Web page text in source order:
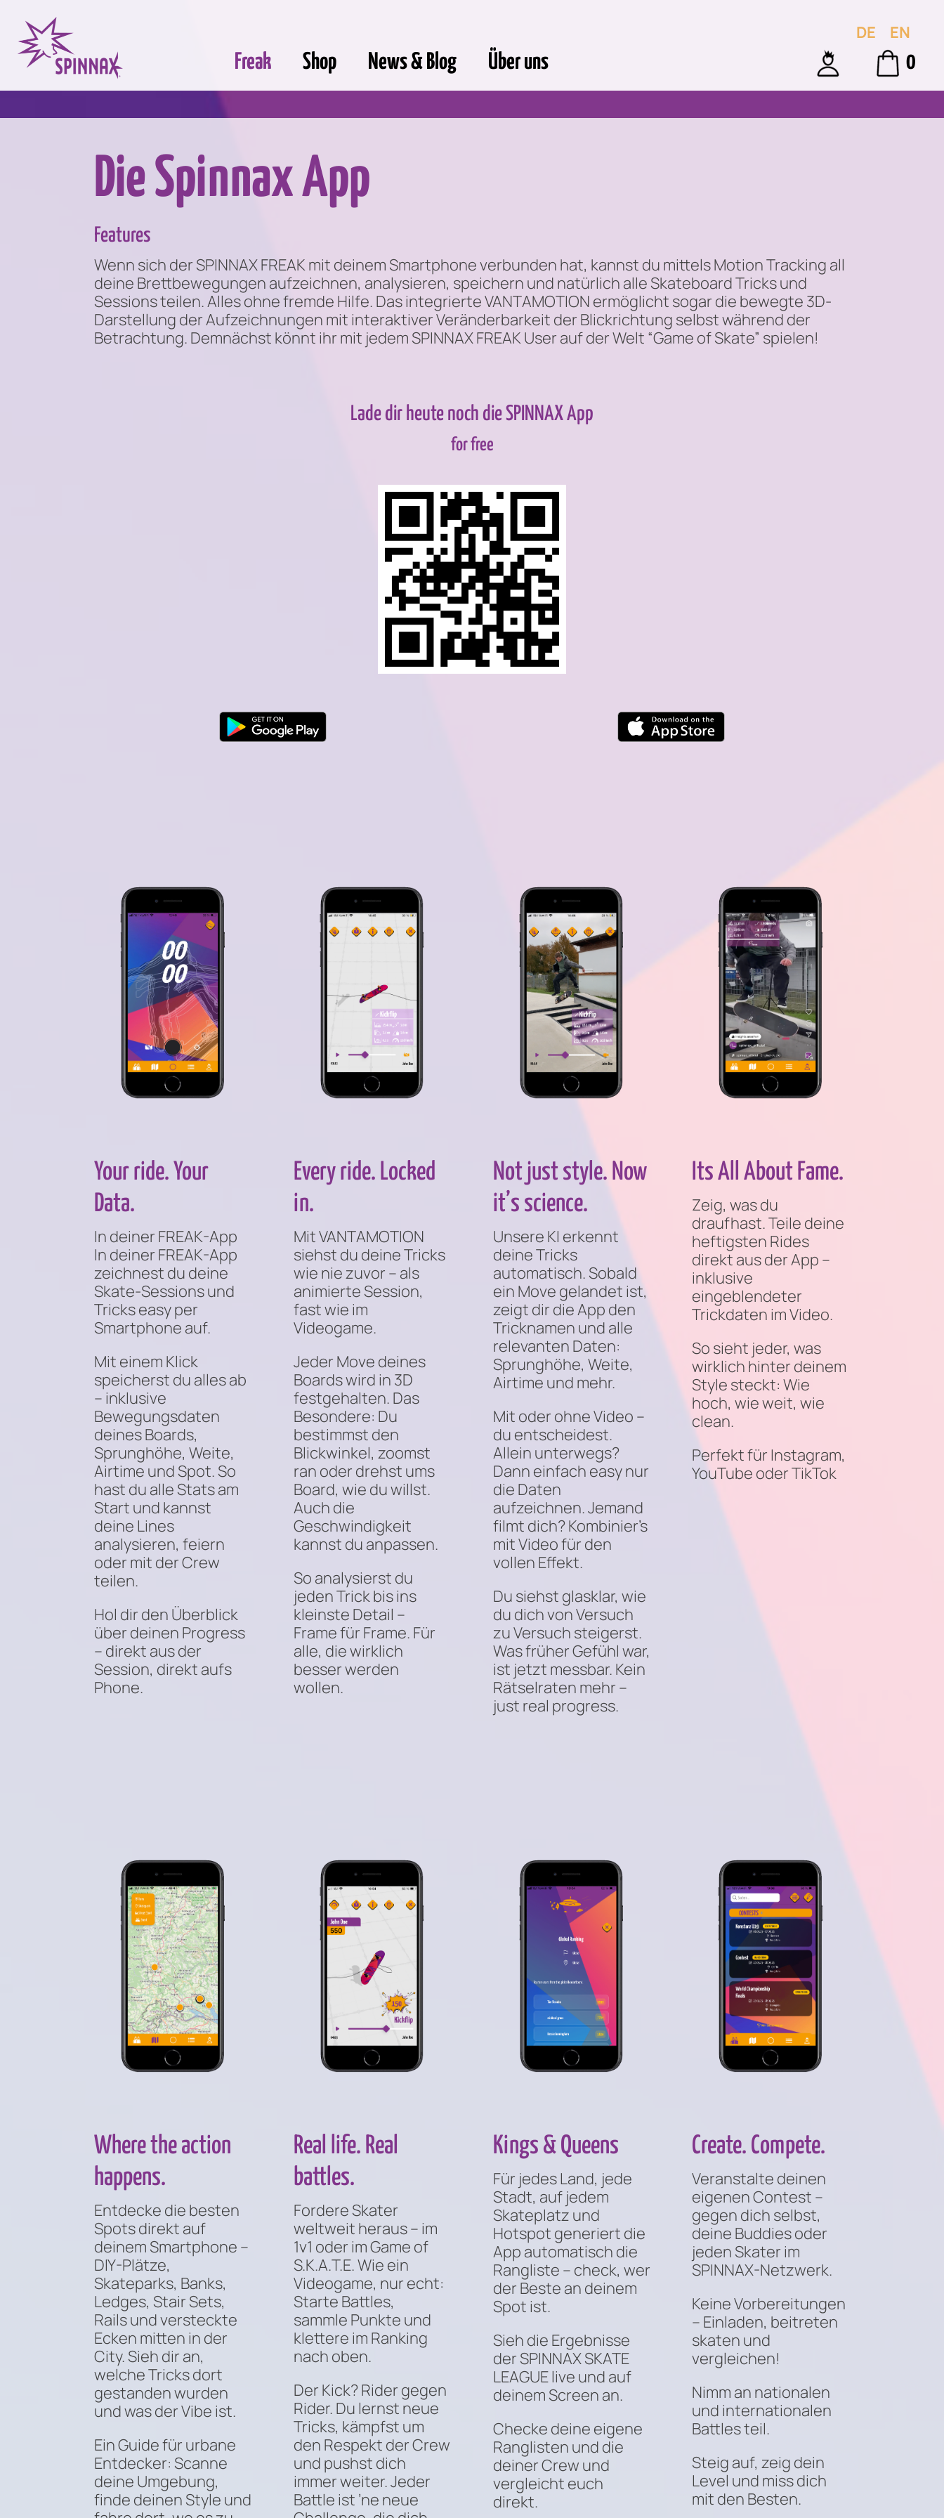
Freak Shop News & Blog Über uns 0
DE EN
Die Spinnax App
Features
Wenn sich der SPINNAX FREAK mit deinem Smartphone verbunden hat, kannst du mittels Motion Tracking all
deine Brettbewegungen aufzeichnen, analysieren, speichern und natürlich alle Skateboard Tricks und
Sessions teilen. Alles ohne fremde Hilfe. Das integrierte VANTAMOTION ermöglicht sogar die bewegte 3D-
Darstellung der Aufzeichnungen mit interaktiver Veränderbarkeit der Blickrichtung selbst während der
Betrachtung. Demnächst könnt ihr mit jedem SPINNAX FREAK User auf der Welt “Game of Skate” spielen!
Lade dir heute noch die SPINNAX App
for free
Your ride. Your
Data.
In deiner FREAK-App
In deiner FREAK-App
zeichnest du deine
Skate-Sessions und
Tricks easy per
Smartphone auf.
Mit einem Klick
speicherst du alles ab
– inklusive
Bewegungsdaten
deines Boards,
Sprunghöhe, Weite,
Airtime und Spot. So
hast du alle Stats am
Start und kannst
deine Lines
analysieren, feiern
oder mit der Crew
teilen.
Hol dir den Überblick
über deinen Progress
– direkt aus der
Session, direkt aufs
Phone.
Every ride. Locked
in.
Mit VANTAMOTION
siehst du deine Tricks
wie nie zuvor – als
animierte Session,
fast wie im
Videogame.
Jeder Move deines
Boards wird in 3D
festgehalten. Das
Besondere: Du
bestimmst den
Blickwinkel, zoomst
ran oder drehst ums
Board, wie du willst.
Auch die
Geschwindigkeit
kannst du anpassen.
So analysierst du
jeden Trick bis ins
kleinste Detail –
Frame für Frame. Für
alle, die wirklich
besser werden
wollen.
Not just style. Now
it’s science.
Unsere KI erkennt
deine Tricks
automatisch. Sobald
ein Move gelandet ist,
zeigt dir die App den
Tricknamen und alle
relevanten Daten:
Sprunghöhe, Weite,
Airtime und mehr.
Mit oder ohne Video –
du entscheidest.
Allein unterwegs?
Dann einfach easy nur
die Daten
aufzeichnen. Jemand
filmt dich? Kombinier’s
mit Video für den
vollen Effekt.
Du siehst glasklar, wie
du dich von Versuch
zu Versuch steigerst.
Was früher Gefühl war,
ist jetzt messbar. Kein
Rätselraten mehr –
just real progress.
Its All About Fame.
Zeig, was du
draufhast. Teile deine
heftigsten Rides
direkt aus der App –
inklusive
eingeblendeter
Trickdaten im Video.
So sieht jeder, was
wirklich hinter deinem
Style steckt: Wie
hoch, wie weit, wie
clean.
Perfekt für Instagram,
YouTube oder TikTok
Where the action
happens.
Entdecke die besten
Spots direkt auf
deinem Smartphone –
DIY-Plätze,
Skateparks, Banks,
Ledges, Stair Sets,
Rails und versteckte
Ecken mitten in der
City. Sieh dir an,
welche Tricks dort
gestanden wurden
und was der Vibe ist.
Ein Guide für urbane
Entdecker: Scanne
deine Umgebung,
finde deinen Style und
Real life. Real
battles.
Fordere Skater
weltweit heraus – im
1v1 oder im Game of
S.K.A.T.E. Wie ein
Videogame, nur echt:
Starte Battles,
sammle Punkte und
klettere im Ranking
nach oben.
Der Kick? Rider gegen
Rider. Du lernst neue
Tricks, kämpfst um
den Respekt der Crew
und pushst dich
immer weiter. Jeder
Battle ist ’ne neue
Kings & Queens
Für jedes Land, jede
Stadt, auf jedem
Skateplatz und
Hotspot generiert die
App automatisch die
Rangliste – check, wer
der Beste an deinem
Spot ist.
Sieh die Ergebnisse
der SPINNAX SKATE
LEAGUE live und auf
deinem Screen an.
Checke deine eigene
Ranglisten und die
deiner Crew und
vergleicht euch
direkt.
Create. Compete.
Veranstalte deinen
eigenen Contest –
gegen dich selbst,
deine Buddies oder
jeden Skater im
SPINNAX-Netzwerk.
Keine Vorbereitungen
– Einladen, beitreten
skaten und
vergleichen!
Nimm an nationalen
und internationalen
Battles teil.
Steig auf, zeig dein
Level und miss dich
mit den Besten.